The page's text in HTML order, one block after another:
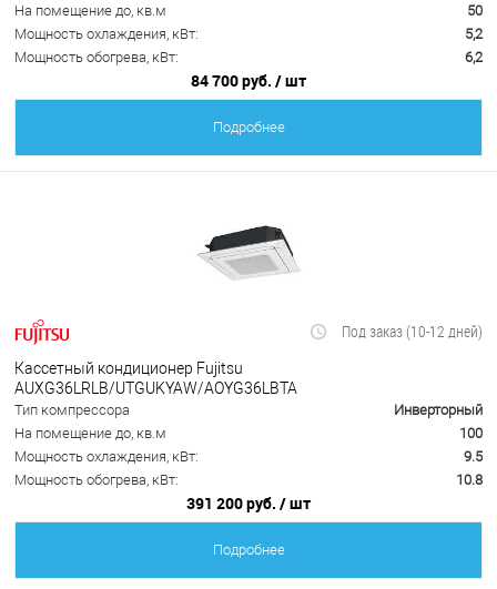
На помещение до, кв.м
50
Мощность охлаждения, кВт:
5,2
Мощность обогрева, кВт:
6,2
84 700 руб. / шт
Подробнее
Под заказ (10-12 дней)
Кассетный кондиционер Fujitsu
AUXG36LRLB/UTGUKYAW/AOYG36LВТА
Тип компрессора
Инверторный
На помещение до, кв.м
100
Мощность охлаждения, кВт:
9.5
Мощность обогрева, кВт:
10.8
391 200 руб. / шт
Подробнее